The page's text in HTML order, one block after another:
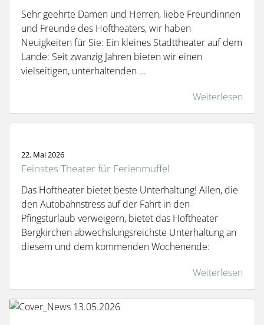
Sehr geehrte Damen und Herren, liebe Freundinnen
und Freunde des Hoftheaters, wir haben
Neuigkeiten für Sie: Ein kleines Stadttheater auf dem
Lande: Seit zwanzig Jahren bieten wir einen
vielseitigen, unterhaltenden ...
Weiterlesen
22. Mai 2026
Feinstes Theater für Ferienmuffel
Das Hoftheater bietet beste Unterhaltung! Allen, die
den Autobahnstress auf der Fahrt in den
Pfingsturlaub verweigern, bietet das Hoftheater
Bergkirchen abwechslungsreichste Unterhaltung an
diesem und dem kommenden Wochenende:
Weiterlesen